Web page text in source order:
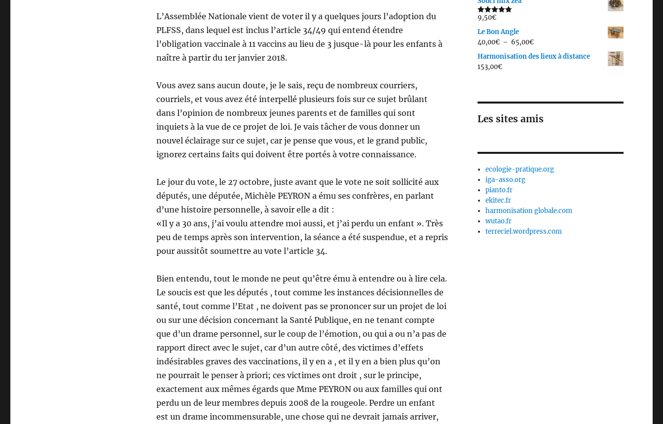
L’Assemblée Nationale vient de voter il y a quelques jours l’adoption du
PLFSS, dans lequel est inclus l’article 34/49 qui entend étendre
l’obligation vaccinale à 11 vaccins au lieu de 3 jusque-là pour les enfants à
naître à partir du 1er janvier 2018.
Vous avez sans aucun doute, je le sais, reçu de nombreux courriers,
courriels, et vous avez été interpellé plusieurs fois sur ce sujet brûlant
dans l’opinion de nombreux jeunes parents et de familles qui sont
inquiets à la vue de ce projet de loi. Je vais tâcher de vous donner un
nouvel éclairage sur ce sujet, car je pense que vous, et le grand public,
ignorez certains faits qui doivent être portés à votre connaissance.
Le jour du vote, le 27 octobre, juste avant que le vote ne soit sollicité aux
députés, une députée, Michèle PEYRON a ému ses confrères, en parlant
d’une histoire personnelle, à savoir elle a dit :
«Il y a 30 ans, j’ai voulu attendre moi aussi, et j’ai perdu un enfant ». Très
peu de temps après son intervention, la séance a été suspendue, et a repris
pour aussitôt soumettre au vote l’article 34.
Bien entendu, tout le monde ne peut qu’être ému à entendre ou à lire cela.
Le soucis est que les députés , tout comme les instances décisionnelles de
santé, tout comme l’Etat , ne doivent pas se prononcer sur un projet de loi
ou sur une décision concernant la Santé Publique, en ne tenant compte
que d’un drame personnel, sur le coup de l’émotion, ou qui a ou n’a pas de
rapport direct avec le sujet, car d’un autre côté, des victimes d’effets
indésirables graves des vaccinations, il y en a , et il y en a bien plus qu’on
ne pourrait le penser à priori; ces victimes ont droit , sur le principe,
exactement aux mêmes égards que Mme PEYRON ou aux familles qui ont
perdu un de leur membres depuis 2008 de la rougeole. Perdre un enfant
est un drame incommensurable, une chose qui ne devrait jamais arriver,
Note5.00
9,50€
Le Bon Angle
40,00€ – 65,00€Plage
Harmonisation des lieux à distance
153,00€
Les sites amis
ecologie-pratique.org
iga-asso.org
pianto.fr
ekitec.fr
harmonisation globale.com
wutao.fr
terreciel.wordpress.com